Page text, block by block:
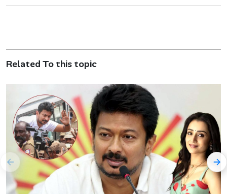
Related To this topic